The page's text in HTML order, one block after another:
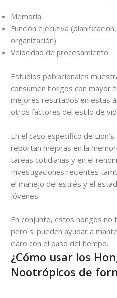
Memoria
Función ejecutiva
organización)
Velocidad de procesamiento
Estudios poblacionales
consumen hongos con mayor
mejores resultados en estas
otros factores del estilo de
En el caso específico de
reportan mejoras en la
tareas cotidianas y en el
Investigaciones recientes
el manejo del estrés y el
jóvenes.
En conjunto, estos hongos no
pero sí pueden ayudar a
claro con el paso del tiempo.
¿Cómo usar los
Nootrópicos de